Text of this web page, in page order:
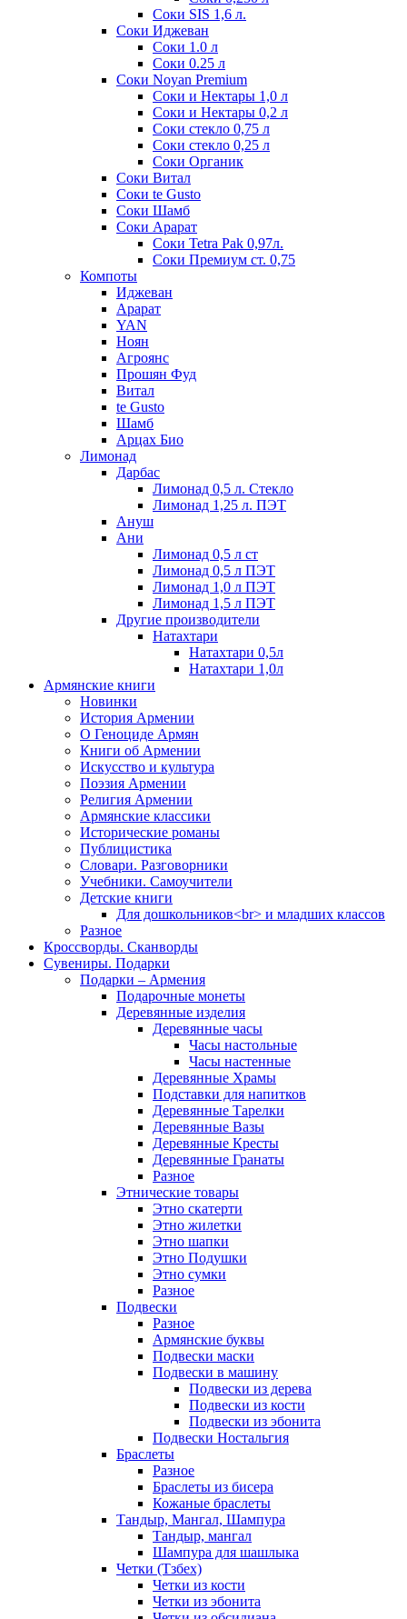
Соки SIS 1,6 л.
Соки Иджеван
Соки 1.0 л
Соки 0.25 л
Соки Noyan Premium
Соки и Нектары 1,0 л
Соки и Нектары 0,2 л
Соки стекло 0,75 л
Соки стекло 0,25 л
Соки Органик
Соки Витал
Соки te Gusto
Соки Шамб
Соки Арарат
Соки Tetra Pak 0,97л.
Соки Премиум ст. 0,75
Компоты
Иджеван
Арарат
YAN
Ноян
Агроянс
Прошян Фуд
Витал
te Gusto
Шамб
Арцах Био
Лимонад
Дарбас
Лимонад 0,5 л. Стекло
Лимонад 1,25 л. ПЭТ
Ануш
Ани
Лимонад 0,5 л ст
Лимонад 0,5 л ПЭТ
Лимонад 1,0 л ПЭТ
Лимонад 1,5 л ПЭТ
Другие производители
Натахтари
Натахтари 0,5л
Натахтари 1,0л
Армянские книги
Новинки
История Армении
О Геноциде Армян
Книги об Армении
Иcкусство и культура
Поэзия Армении
Религия Армении
Армянские классики
Исторические романы
Публицистика
Словари. Разговорники
Учебники. Самоучители
Детские книги
Для дошкольников<br> и младших классов
Разное
Кроссворды. Сканворды
Сувениры. Подарки
Подарки – Армения
Подарочные монеты
Деревянные изделия
Деревянные часы
Часы настольные
Часы настенные
Деревянные Храмы
Подставки для напитков
Деревянные Тарелки
Деревянные Вазы
Деревянные Кресты
Деревянные Гранаты
Разное
Этнические товары
Этно скатерти
Этно жилетки
Этно шапки
Этно Подушки
Этно сумки
Разное
Подвески
Разное
Армянские буквы
Подвески маски
Подвески в машину
Подвески из дерева
Подвески из кости
Подвески из эбонита
Подвески Ностальгия
Браслеты
Разное
Браслеты из бисера
Кожаные браслеты
Тандыр, Мангал, Шампура
Тандыр, мангал
Шампура для шашлыка
Четки (Тзбех)
Четки из кости
Четки из эбонита